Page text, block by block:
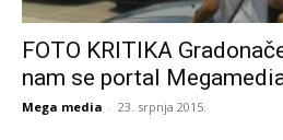
FOTO KRITIKA
nam se portal
Mega media - 23. srpnja 2015.